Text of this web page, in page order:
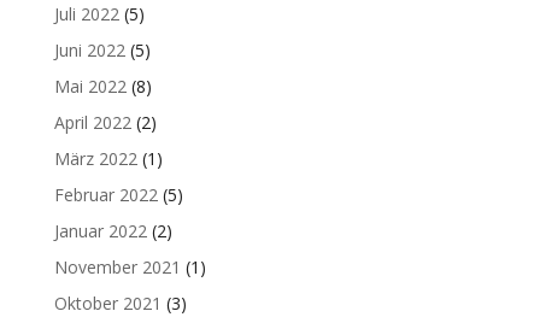
Juli 2022 (5)
Juni 2022 (5)
Mai 2022 (8)
April 2022 (2)
März 2022 (1)
Februar 2022 (5)
Januar 2022 (2)
November 2021 (1)
Oktober 2021 (3)